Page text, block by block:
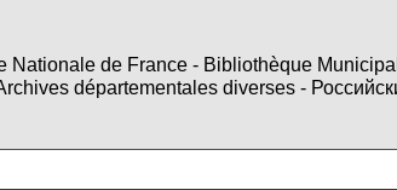
de France - Bibliothèque
départementales diverses -